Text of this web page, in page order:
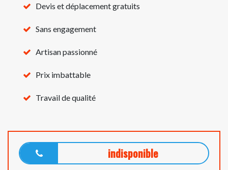
Devis et déplacement gratuits
Sans engagement
Artisan passionné
Prix imbattable
Travail de qualité
indisponible